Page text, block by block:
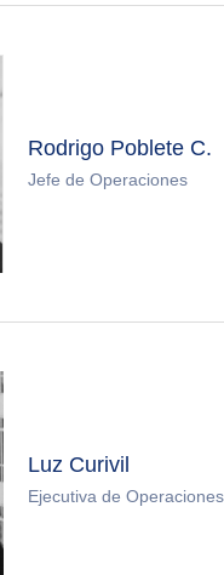
Rodrigo Poblete C.
Jefe de Operaciones
Luz Curivil
Ejecutiva de Operaciones